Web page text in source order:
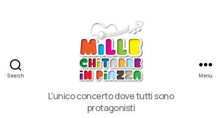
Search
in
Piazza
L'unico concerto dove tutti sono
protagonisti
Menu